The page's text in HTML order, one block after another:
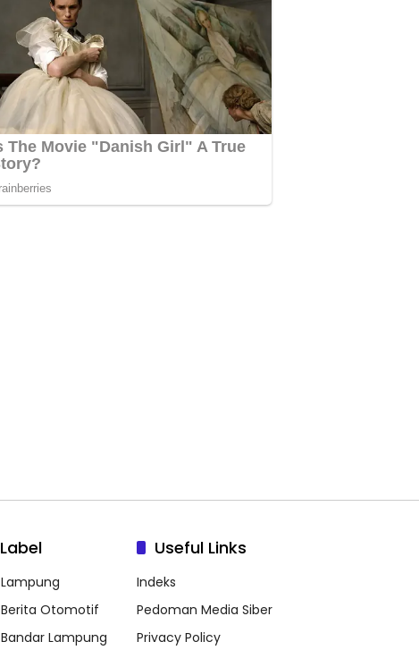
Label
Lampung
Berita Otomotif
Bandar Lampung
Useful Links
Indeks
Pedoman Media Siber
Privacy Policy